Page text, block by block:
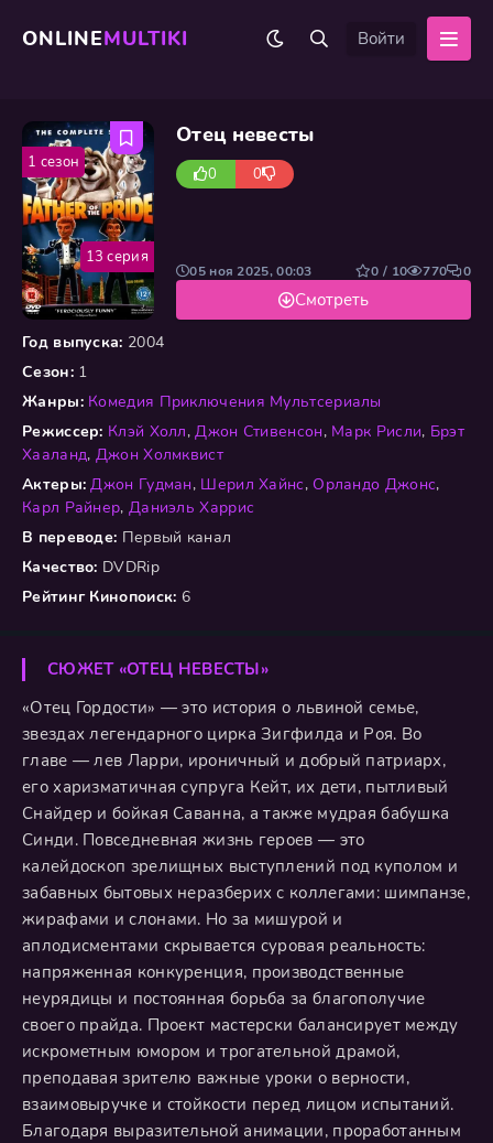
ONLINEMULTIKI Войти
Отец невесты
0 0
Год выпуска: 2004
Сезон:1
Жанры: Комедия Приключения Мультсериалы
Режиссер: Клэй Холл,Джон Стивенсон, Марк Рисли, Брэт
Хааланд, Джон Холмквист
Актеры: Джон Гудман, Шерил Хайнс, Орландо Джонс,
Карл Райнер, Даниэль Харрис
В переводе: Первый канал
Качество: DVDRip
Рейтинг Кинопоиск: 6
Смотреть
05 ноя 2025, 00:03 0 / 10 770 0
13 серия
1 сезон
СЮЖЕТ «ОТЕЦ НЕВЕСТЫ»
«Отец Гордости» — это история о львиной семье,
звездах легендарного цирка Зигфилда и Роя. Во
главе — лев Ларри, ироничный и добрый патриарх,
его харизматичная супруга Кейт, их дети, пытливый
Снайдер и бойкая Саванна, а также мудрая бабушка
Синди. Повседневная жизнь героев — это
калейдоскоп зрелищных выступлений под куполом и
забавных бытовых неразберих с коллегами: шимпанзе,
жирафами и слонами. Но за мишурой и
аплодисментами скрывается суровая реальность:
напряженная конкуренция, производственные
неурядицы и постоянная борьба за благополучие
своего прайда. Проект мастерски балансирует между
искрометным юмором и трогательной драмой,
преподавая зрителю важные уроки о верности,
взаимовыручке и стойкости перед лицом испытаний.
Благодаря выразительной анимации, проработанным